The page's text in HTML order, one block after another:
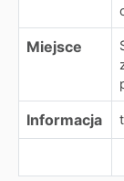
Miejsce
Informacja